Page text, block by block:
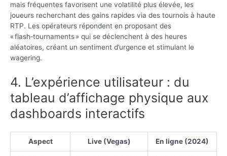
mais fréquentes favorisent une volatilité plus élevée, les
joueurs recherchant des gains rapides via des tournois à haute
RTP. Les opérateurs répondent en proposant des
« flash‑tournaments » qui se déclenchent à des heures
aléatoires, créant un sentiment d’urgence et stimulant le
wagering.
4. L’expérience utilisateur : du
tableau d’affichage physique aux
dashboards interactifs
Aspect Live (Vegas) En ligne (2024)